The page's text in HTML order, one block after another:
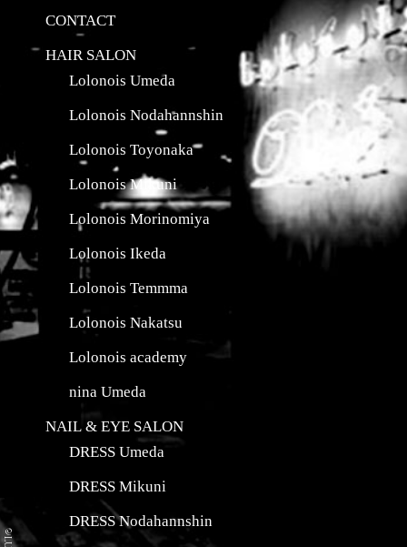
CONTACT
HAIR SALON
Lolonois Umeda
Lolonois Nodahannshin
Lolonois Toyonaka
Lolonois Mikuni
Lolonois Morinomiya
Lolonois Ikeda
Lolonois Temmma
Lolonois Nakatsu
Lolonois academy
nina Umeda
NAIL & EYE SALON
DRESS Umeda
DRESS Mikuni
DRESS Nodahannshin